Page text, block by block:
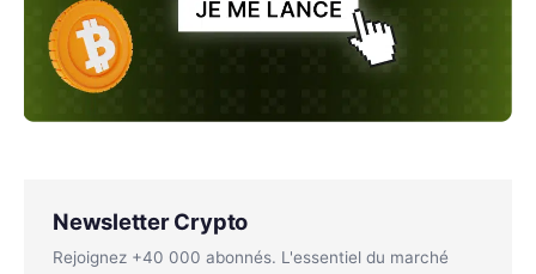
Newsletter Crypto
Rejoignez +40 000 abonnés. L'essentiel du marché